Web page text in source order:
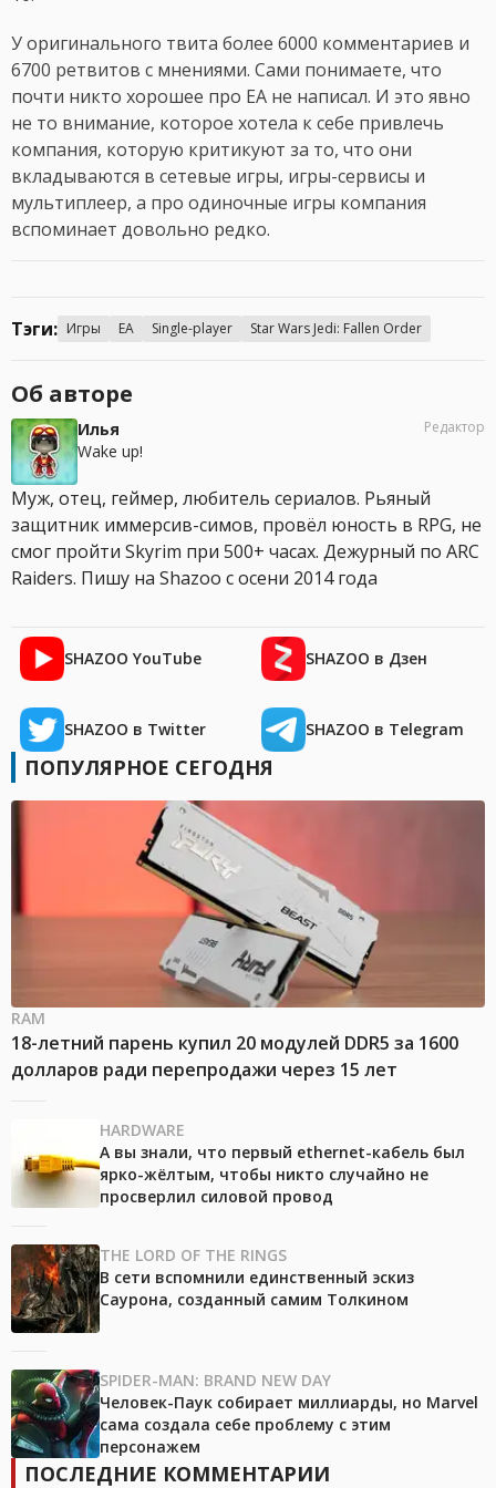
У оригинального твита более 6000 комментариев и
6700 ретвитов с мнениями. Сами понимаете, что
почти никто хорошее про EA не написал. И это явно
не то внимание, которое хотела к себе привлечь
компания, которую критикуют за то, что они
вкладываются в сетевые игры, игры-сервисы и
мультиплеер, а про одиночные игры компания
вспоминает довольно редко.
Тэги: Игры EA Single-player Star Wars Jedi: Fallen Order
Об авторе
Илья
Wake up!
Редактор
Муж, отец, геймер, любитель сериалов. Рьяный
защитник иммерсив-симов, провёл юность в RPG, не
смог пройти Skyrim при 500+ часах. Дежурный по ARC
Raiders. Пишу на Shazoo с осени 2014 года
SHAZOO YouTube SHAZOO в Дзен
SHAZOO в Twitter SHAZOO в Telegram
ПОПУЛЯРНОЕ СЕГОДНЯ
RAM
18-летний парень купил 20 модулей DDR5 за 1600
долларов ради перепродажи через 15 лет
HARDWARE
А вы знали, что первый ethernet-кабель был
ярко-жёлтым, чтобы никто случайно не
просверлил силовой провод
THE LORD OF THE RINGS
В сети вспомнили единственный эскиз
Саурона, созданный самим Толкином
SPIDER-MAN: BRAND NEW DAY
Человек-Паук собирает миллиарды, но Marvel
сама создала себе проблему с этим
персонажем
ПОСЛЕДНИЕ КОММЕНТАРИИ